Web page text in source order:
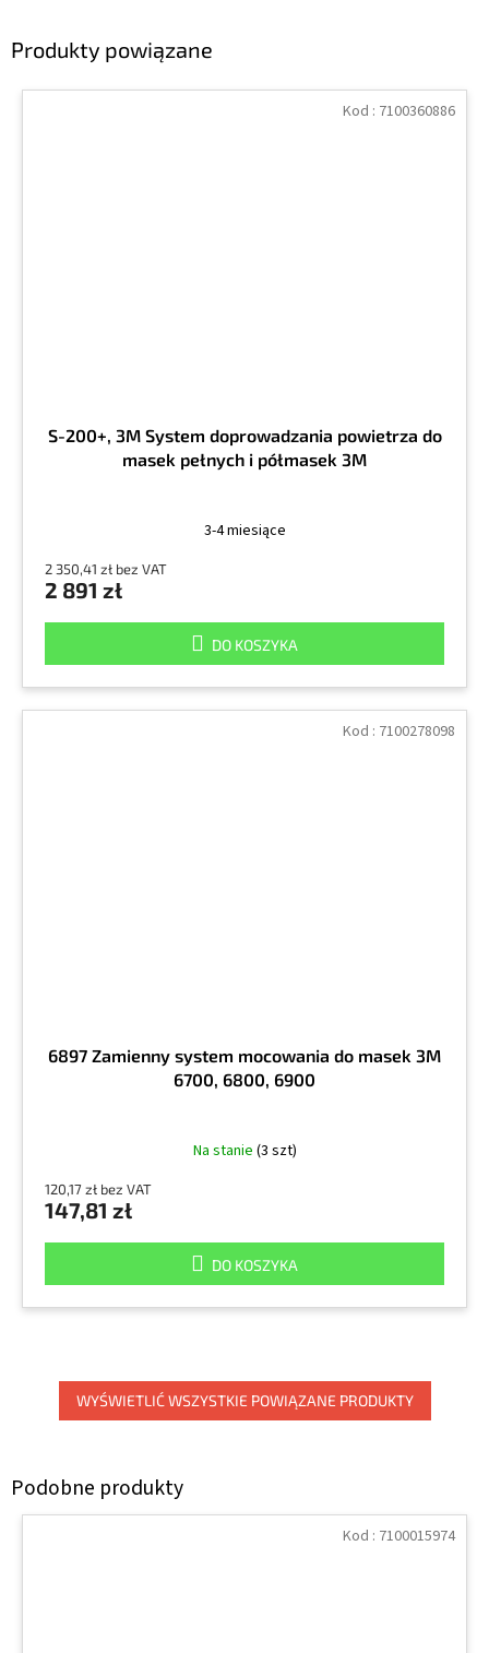
Produkty powiązane
S-200+, 3M System doprowadzania powietrza do
masek pełnych i półmasek 3M
3-4 miesiące
2 350,41 zł bez VAT
2 891 zł
DO KOSZYKA
Kod : 7100360886
6897 Zamienny system mocowania do masek 3M
6700, 6800, 6900
Na stanie (3 szt)
120,17 zł bez VAT
147,81 zł
DO KOSZYKA
Kod : 7100278098
WYŚWIETLIĆ WSZYSTKIE POWIĄZANE PRODUKTY
Kod : 7100015974